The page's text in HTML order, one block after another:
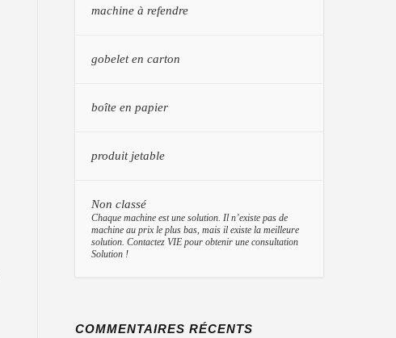
machine à refendre
gobelet en carton
boîte en papier
produit jetable
Non classé
–
Chaque machine est une solution. Il n’existe pas de
machine au prix le plus bas, mais il existe la meilleure
solution. Contactez VIE pour obtenir une consultation
Solution !
COMMENTAIRES RÉCENTS